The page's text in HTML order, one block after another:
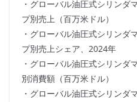
・グローバル油圧式シリンダ
プ別売上（百万米ドル）
・グローバル油圧式シリンダ
プ別売上シェア、2024年
・グローバル油圧式シリンダ
別消費額（百万米ドル）
・グローバル油圧式シリンダ